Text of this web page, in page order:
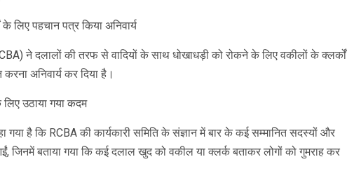
लिए पहचान पत्र किया अनिवार्य
ने दलालों की तरफ से वादियों के साथ धोखाधड़ी को रोकने के लिए वकीलों के क्लर्कों
अनिवार्य कर दिया है।
उठाया गया कदम
गया है कि RCBA की कार्यकारी समिति के संज्ञान में बार के कई सम्मानित सदस्यों और
जिनमें बताया गया कि कई दलाल खुद को वकील या क्लर्क बताकर लोगों को गुमराह कर